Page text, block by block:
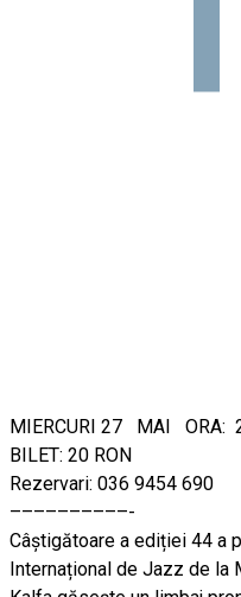
MIERCURI 27 MAI ORA:
BILET: 20 RON
Rezervari: 036 9454 690
––––––––––-
Câștigătoare a ediției 44 a
Internațional de Jazz de la